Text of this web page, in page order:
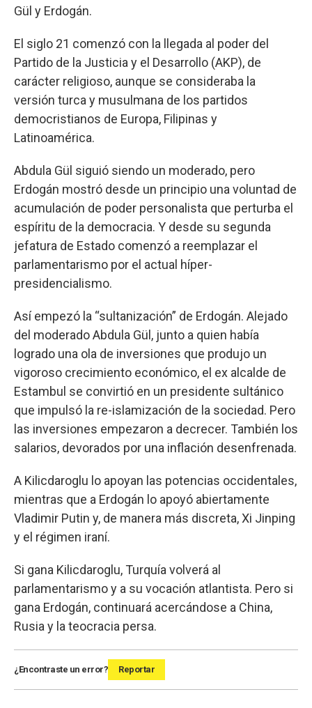
Gül y Erdogán.
El siglo 21 comenzó con la llegada al poder del
Partido de la Justicia y el Desarrollo (AKP), de
carácter religioso, aunque se consideraba la
versión turca y musulmana de los partidos
democristianos de Europa, Filipinas y
Latinoamérica.
Abdula Gül siguió siendo un moderado, pero
Erdogán mostró desde un principio una voluntad de
acumulación de poder personalista que perturba el
espíritu de la democracia. Y desde su segunda
jefatura de Estado comenzó a reemplazar el
parlamentarismo por el actual híper-
presidencialismo.
Así empezó la “sultanización” de Erdogán. Alejado
del moderado Abdula Gül, junto a quien había
logrado una ola de inversiones que produjo un
vigoroso crecimiento económico, el ex alcalde de
Estambul se convirtió en un presidente sultánico
que impulsó la re-islamización de la sociedad. Pero
las inversiones empezaron a decrecer. También los
salarios, devorados por una inflación desenfrenada.
A Kilicdaroglu lo apoyan las potencias occidentales,
mientras que a Erdogán lo apoyó abiertamente
Vladimir Putin y, de manera más discreta, Xi Jinping
y el régimen iraní.
Si gana Kilicdaroglu, Turquía volverá al
parlamentarismo y a su vocación atlantista. Pero si
gana Erdogán, continuará acercándose a China,
Rusia y la teocracia persa.
¿Encontraste un error? Reportar